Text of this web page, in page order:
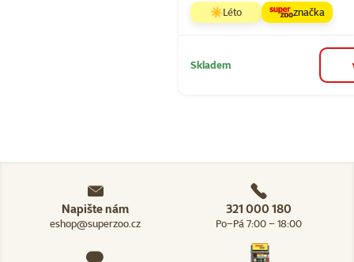
☀️Léto značka
Skladem
Napište nám
eshop@superzoo.cz
321 000 180
Po–Pá 7:00 – 18:00